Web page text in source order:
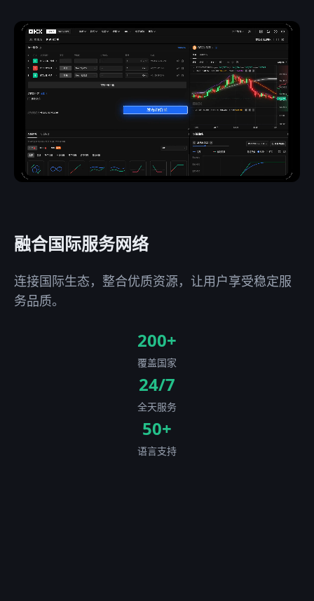
融合国际服务网络
连接国际生态，整合优质资源，让用户享受稳定服
务品质。
200+
覆盖国家
24/7
全天服务
50+
语言支持